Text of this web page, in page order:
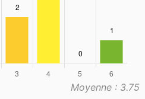
Moyenne : 3.75